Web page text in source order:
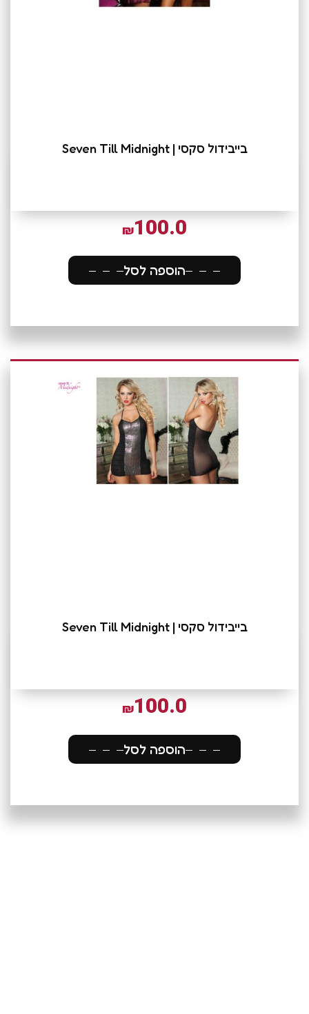
בייבידול סקסי | Seven Till Midnight
₪100.0
הוספה לסל
בייבידול סקסי | Seven Till Midnight
₪100.0
הוספה לסל